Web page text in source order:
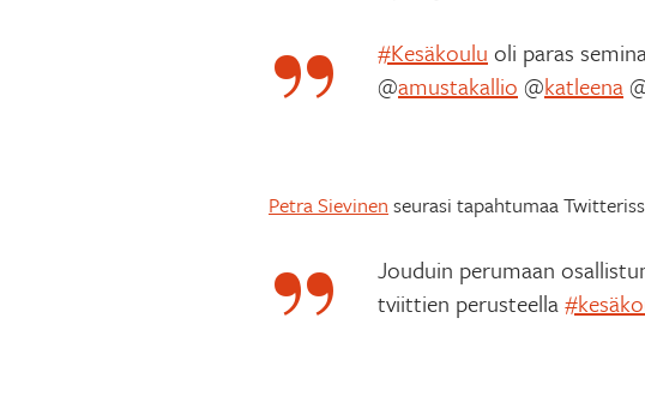
#Kesäkoulu oli paras
@amustakallio @katleena
Petra Sievinen seurasi tapahtumaa
Jouduin perumaan
tviittien perusteella